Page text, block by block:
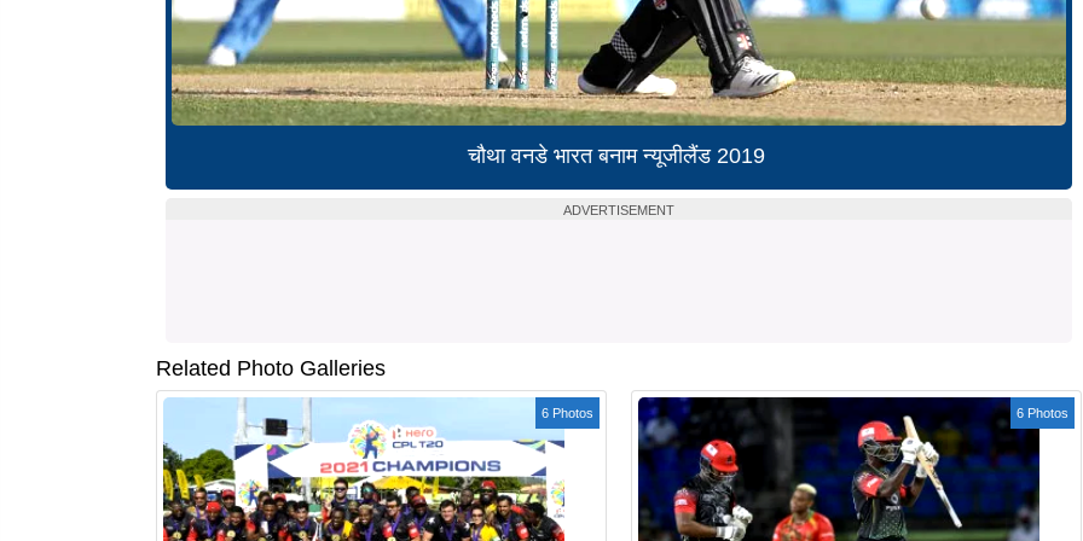
चौथा वनडे भारत बनाम न्यूजीलैंड 2019
ADVERTISEMENT
Related Photo Galleries
6 Photos 6 Photos